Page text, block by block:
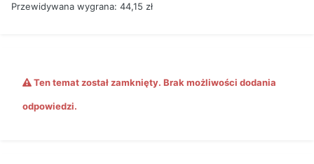
Przewidywana wygrana: 44,15 zł
Ten temat został zamknięty. Brak możliwości dodania
odpowiedzi.